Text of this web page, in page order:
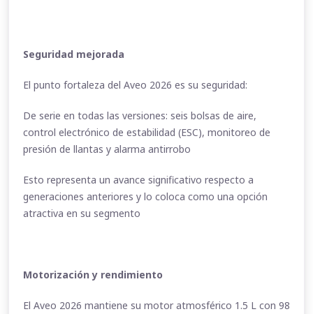
Seguridad mejorada
El punto fortaleza del Aveo 2026 es su seguridad:
De serie en todas las versiones: seis bolsas de aire,
control electrónico de estabilidad (ESC), monitoreo de
presión de llantas y alarma antirrobo
Esto representa un avance significativo respecto a
generaciones anteriores y lo coloca como una opción
atractiva en su segmento
Motorización y rendimiento
El Aveo 2026 mantiene su motor atmosférico 1.5 L con 98